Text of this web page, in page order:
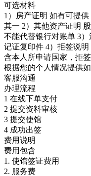
可选材料
1）房产证明 如有可提
其一 2）其他资产证明
不能代替银行对账单 3
记证复印件 4）拒签说
含本人所申请国家，拒
根据您的个人情况提供
客服沟通
办理流程
1 在线下单支付
2 提交资料审核
3 提交使馆
4 成功出签
费用说明
费用包含
1. 使馆签证费用
2. 服务费